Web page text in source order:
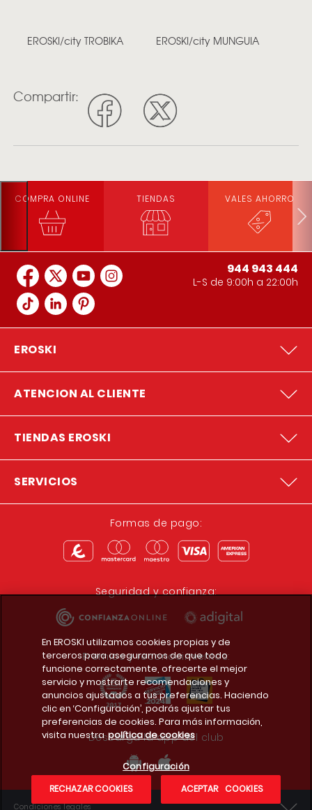
EROSKI/city TROBIKA EROSKI/city MUNGUIA
Compartir:
COMPRA ONLINE TIENDAS VALES AHORRO
944 943 444
L-S de 9:00h a 22:00h
EROSKI
ATENCION AL CLIENTE
TIENDAS EROSKI
SERVICIOS
Formas de pago:
Seguridad y confianza:
Premios y reconocimientos:
Descarga la app del club
Condiciones legales
En EROSKI utilizamos cookies propias y de
terceros para asegurarnos de que todo
funcione correctamente, ofrecerte el mejor
servicio y mostrarte recomendaciones y
anuncios ajustados a tus preferencias. Haciendo
clic en ‘Configuración’, podrás ajustar tus
preferencias de cookies. Para más información,
visita nuestra política de cookies
Configuración
RECHAZAR COOKIES
ACEPTAR COOKIES